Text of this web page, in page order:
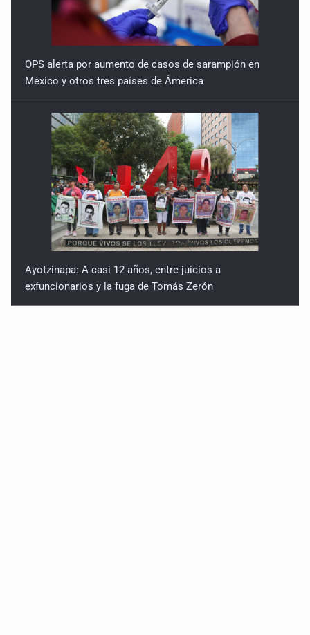
OPS alerta por aumento de casos de sarampión en
México y otros tres países de Ámerica
Ayotzinapa: A casi 12 años, entre juicios a
exfuncionarios y la fuga de Tomás Zerón